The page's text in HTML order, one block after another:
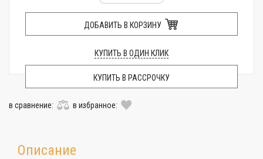
ДОБАВИТЬ В КОРЗИНУ
КУПИТЬ В ОДИН КЛИК
КУПИТЬ В РАССРОЧКУ
в сравнение: в избранное:
Описание